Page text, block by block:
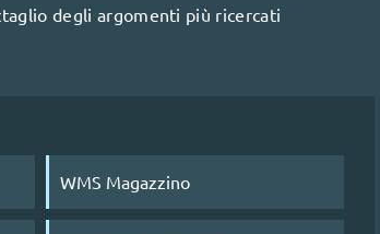
degli argomenti più ricercati
WMS Magazzino